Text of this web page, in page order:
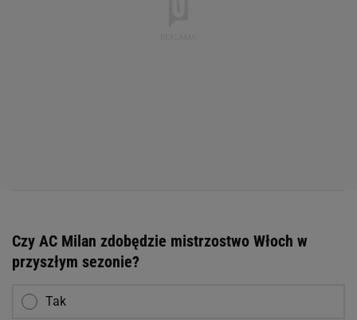
Czy AC Milan zdobędzie mistrzostwo Włoch w
przyszłym sezonie?
Tak